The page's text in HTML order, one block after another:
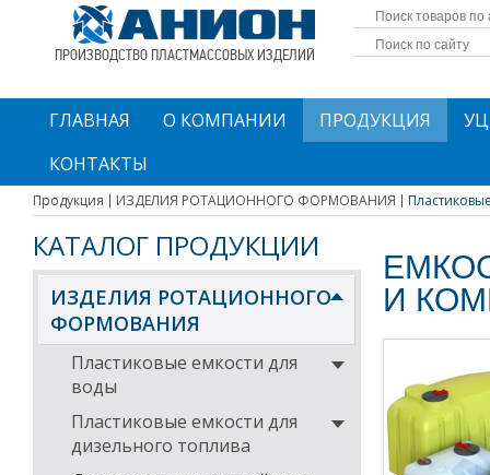
ПРОИЗВОДСТВО ПЛАСТМАССОВЫХ ИЗДЕЛИЙ
ГЛАВНАЯ О КОМПАНИИ ПРОДУКЦИЯ
КОНТАКТЫ
Продукция ИЗДЕЛИЯ РОТАЦИОННОГО ФОРМОВАНИЯ
КАТАЛОГ ПРОДУКЦИИ
ИЗДЕЛИЯ РОТАЦИОННОГО
ФОРМОВАНИЯ
Пластиковые емкости для
воды
Пластиковые емкости для
дизельного топлива
И